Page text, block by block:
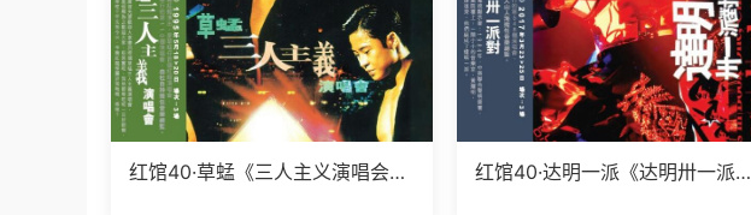
红馆40·草蜢《三人主义演唱会》
红馆40·达明一派《达明卅一派对